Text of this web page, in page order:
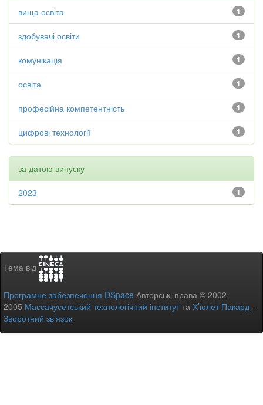
1
вища освіта
1
здобувачі освіти
1
комунікація
1
освіта
1
професійна компетентність
1
цифрові технології
за датою випуску
1
2023
Тема від
Програмне забезпечення DSpace Авторські права © 2002-
2005 Массачусетський технологічний інститутта Х’юлет Пакард -
Зворотний зв’язок